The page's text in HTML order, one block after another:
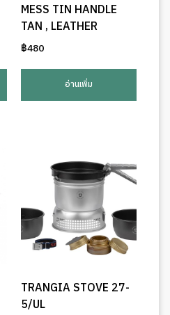
MESS TIN HANDLE
TAN , LEATHER
฿480
อ่านเพิ่ม
TRANGIA STOVE 27-
5/UL